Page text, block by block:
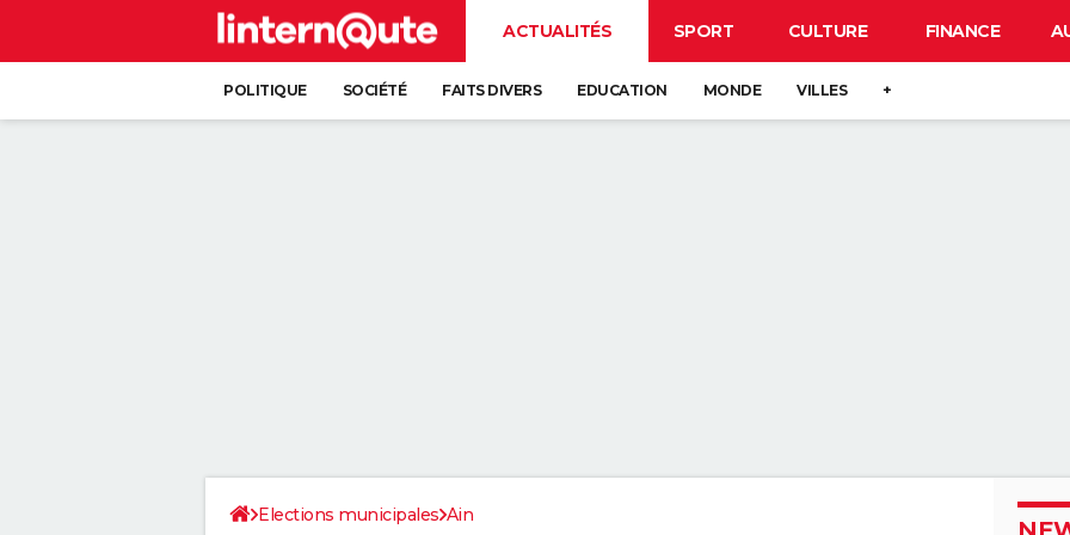
ACTUALITÉS SPORT CULTURE FINANCE
POLITIQUE SOCIÉTÉ FAITS DIVERS EDUCATION MONDE VILLES +
Elections municipales Ain